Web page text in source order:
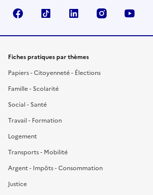
FacebookTikTok LinkedIn Instagram
Fiches pratiques par thèmes
Papiers - Citoyenneté - Élections
Famille - Scolarité
Social - Santé
Travail - Formation
Logement
Transports - Mobilité
Argent - Impôts - Consommation
Justice